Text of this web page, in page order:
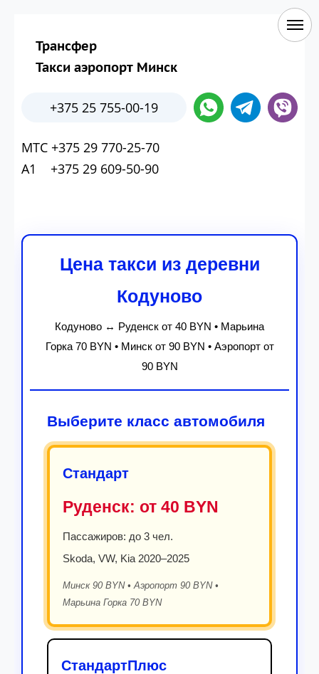
Трансфер
Такси аэропорт Минск
+375 25 755-00-19
МТС +375 29 770-25-70
А1 +375 29 609-50-90
Цена такси из деревни
Кодуново
Кодуново ↔ Руденск от 40 BYN • Марьина
Горка 70 BYN • Минск от 90 BYN • Аэропорт от
90 BYN
Выберите класс автомобиля
Стандарт
Руденск: от 40 BYN
Пассажиров: до 3 чел.
Skoda, VW, Kia 2020–2025
Минск 90 BYN • Аэропорт 90 BYN •
Марьина Горка 70 BYN
СтандартПлюс